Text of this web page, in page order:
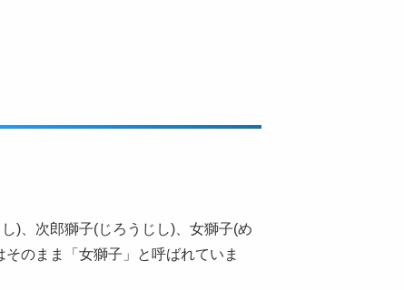
)、次郎獅子(じろうじし)、女獅子(め
のまま「女獅子」と呼ばれていま